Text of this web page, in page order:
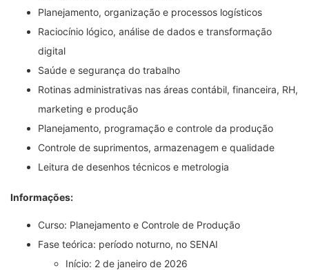
Planejamento, organização e processos logísticos
Raciocínio lógico, análise de dados e transformação
digital
Saúde e segurança do trabalho
Rotinas administrativas nas áreas contábil, financeira, RH,
marketing e produção
Planejamento, programação e controle da produção
Controle de suprimentos, armazenagem e qualidade
Leitura de desenhos técnicos e metrologia
Informações:
Curso: Planejamento e Controle de Produção
Fase teórica: período noturno, no SENAI
Início: 2 de janeiro de 2026